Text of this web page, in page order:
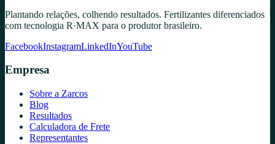
Plantando relações, colhendo resultados. Fertilizantes diferenciados
com tecnologia R·MAX para o produtor brasileiro.
FacebookInstagramLinkedInYouTube
Empresa
Sobre a Zarcos
Blog
Resultados
Calculadora de Frete
Representantes